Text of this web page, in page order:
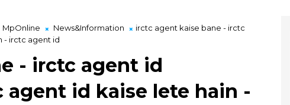
MpOnline News&Information
irctc agent kaise bane - irctc
- irctc agent id
- irctc agent id
id kaise lete hain -